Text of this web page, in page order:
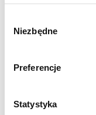
zgody
Niezbędne
Preferencje
Statystyka
Wróć
Zobacz wszystko
Wynajem
Zobacz wszystko